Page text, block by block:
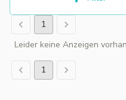
1
Leider keine Anzeigen
1